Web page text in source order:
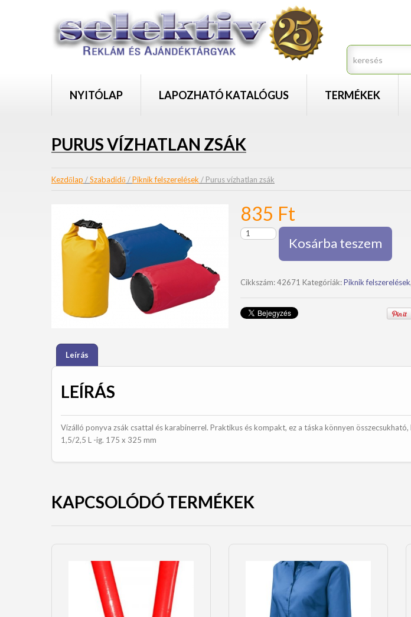
NYITÓLAP LAPOZHATÓ KATALÓGUS TERMÉKEK
PURUS VÍZHATLAN ZSÁK
Kezdőlap /Szabadidő /Piknik felszerelések / Purus vízhatlan zsák
835 Ft
Purus
Kosárba teszem
Cikkszám:42671 Kategóriák:Piknik felszerelések,
Leírás
LEÍRÁS
Vízálló ponyva zsák csattal és karabinerrel. Praktikus és kompakt, ez a táska könnyen
1,5/2,5 L -ig. 175 x 325 mm
KAPCSOLÓDÓ TERMÉKEK